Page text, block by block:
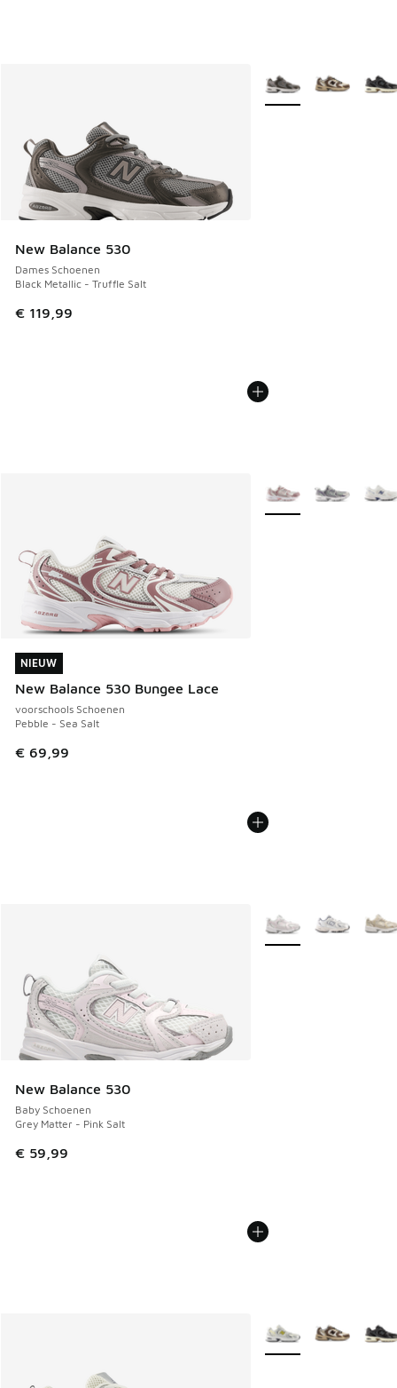
New Balance 530
Dames Schoenen
Black Metallic - Truffle Salt
€ 119,99
Meer kleuren
NIEUW
New Balance 530 Bungee Lace
voorschools Schoenen
Pebble - Sea Salt
€ 69,99
NIEUW
Meer kleuren
New Balance 530
Baby Schoenen
Grey Matter - Pink Salt
€ 59,99
Meer kleuren
Meer kleuren